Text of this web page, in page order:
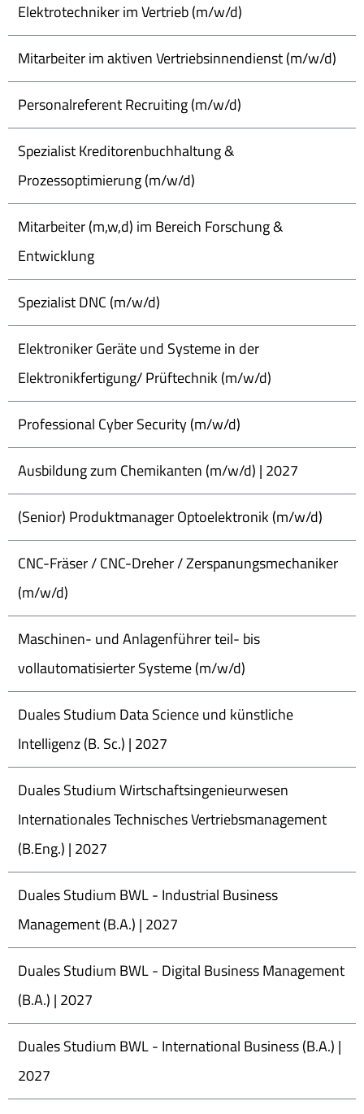
Elektrotechniker im Vertrieb (m/w/d)
Mitarbeiter im aktiven Vertriebsinnendienst (m/w/d)
Personalreferent Recruiting (m/w/d)
Spezialist Kreditorenbuchhaltung &
Prozessoptimierung (m/w/d)
Mitarbeiter (m,w,d) im Bereich Forschung &
Entwicklung
Spezialist DNC (m/w/d)
Elektroniker Geräte und Systeme in der
Elektronikfertigung/ Prüftechnik (m/w/d)
Professional Cyber Security (m/w/d)
Ausbildung zum Chemikanten (m/w/d) | 2027
(Senior) Produktmanager Optoelektronik (m/w/d)
CNC-Fräser / CNC-Dreher / Zerspanungsmechaniker
(m/w/d)
Maschinen- und Anlagenführer teil- bis
vollautomatisierter Systeme (m/w/d)
Duales Studium Data Science und künstliche
Intelligenz (B. Sc.) | 2027
Duales Studium Wirtschaftsingenieurwesen
Internationales Technisches Vertriebsmanagement
(B.Eng.) | 2027
Duales Studium BWL - Industrial Business
Management (B.A.) | 2027
Duales Studium BWL - Digital Business Management
(B.A.) | 2027
Duales Studium BWL - International Business (B.A.) |
2027